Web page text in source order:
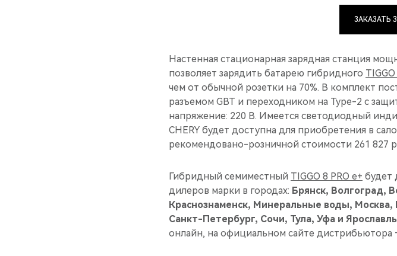
ЗАКАЗАТЬ
Настенная стационарная зарядная станция
позволяет зарядить батарею гибридного
чем от обычной розетки на 70%. В комплект
разъемом GBT и переходником на Type-2 c
напряжение: 220 В. Имеется светодиодный
CHERY будет доступна для приобретения в
рекомендовано-розничной стоимости 261 827
Гибридный семиместный TIGGO 8 PRO e+ будет
дилеров марки в городах: Брянск, Волгоград,
Краснознаменск, Минеральные воды,
Санкт-Петербург, Сочи, Тула, Уфа и Ярославль
онлайн, на официальном сайте дистрибьютора